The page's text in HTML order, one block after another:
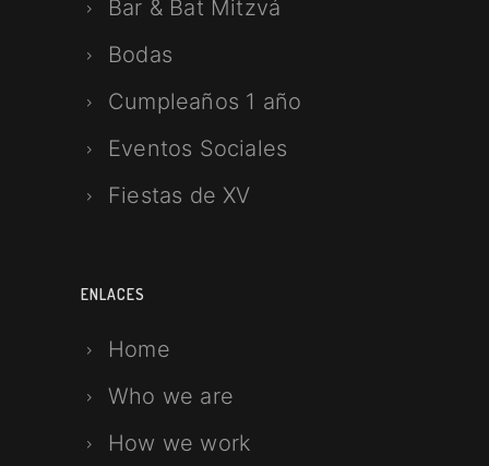
Bar & Bat Mitzvá
Bodas
Cumpleaños 1 año
Eventos Sociales
Fiestas de XV
ENLACES
Home
Who we are
How we work